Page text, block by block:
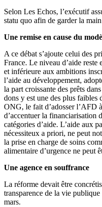
Selon Les Echos, l’exécutif
statu quo afin de garder la
Une remise en cause du
A ce débat s’ajoute celui des
France. Le niveau d’aide reste
et inférieure aux ambitions
l’aide au développement,
la part croissante des prêts
dons y est une des plus faibles
ONG, le fait d’adosser l’AFD
d’accentuer la financiarisation
catégories d’aide. L’aide aux
nécessiteux a priori, ne peut
la prise en charge de soins
alimentaire d’urgence ne peut
Une agence en souffrance
La réforme devait être
transparence de la vie
mars.